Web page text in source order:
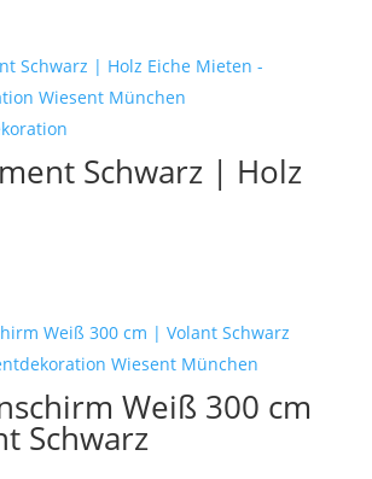
Schwarz | Holz
Weiß 300 cm
Schwarz